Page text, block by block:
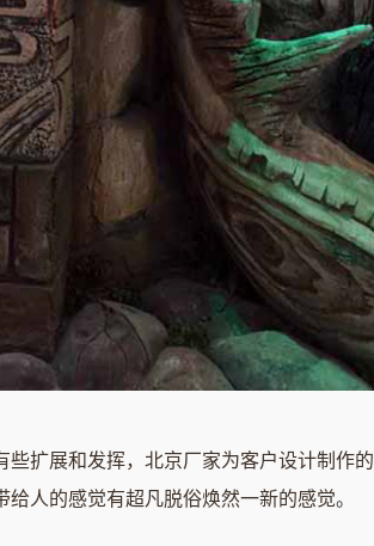
些扩展和发挥，北京厂家为客户设计制作的
人的感觉有超凡脱俗焕然一新的感觉。